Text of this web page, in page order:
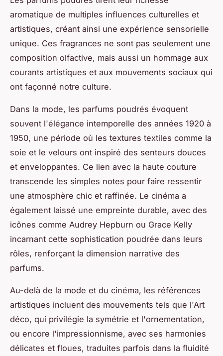
aromatique de multiples influences culturelles et
artistiques, créant ainsi une expérience sensorielle
unique. Ces fragrances ne sont pas seulement une
composition olfactive, mais aussi un hommage aux
courants artistiques et aux mouvements sociaux qui
ont façonné notre culture.
Dans la mode, les parfums poudrés évoquent
souvent l'élégance intemporelle des années 1920 à
1950, une période où les textures textiles comme la
soie et le velours ont inspiré des senteurs douces
et enveloppantes. Ce lien avec la haute couture
transcende les simples notes pour faire ressentir
une atmosphère chic et raffinée. Le cinéma a
également laissé une empreinte durable, avec des
icônes comme Audrey Hepburn ou Grace Kelly
incarnant cette sophistication poudrée dans leurs
rôles, renforçant la dimension narrative des
parfums.
Au-delà de la mode et du cinéma, les références
artistiques incluent des mouvements tels que l'Art
déco, qui privilégie la symétrie et l'ornementation,
ou encore l'impressionnisme, avec ses harmonies
délicates et floues, traduites parfois dans la fluidité